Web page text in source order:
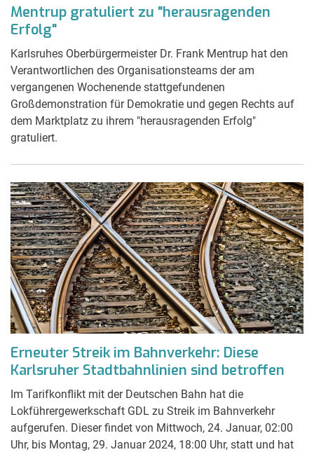
Mentrup gratuliert zu "herausragenden
Erfolg"
Karlsruhes Oberbürgermeister Dr. Frank Mentrup hat den
Verantwortlichen des Organisationsteams der am
vergangenen Wochenende stattgefundenen
Großdemonstration für Demokratie und gegen Rechts auf
dem Marktplatz zu ihrem "herausragenden Erfolg"
gratuliert.
Erneuter Streik im Bahnverkehr: Diese
Karlsruher Stadtbahnlinien sind betroffen
Im Tarifkonflikt mit der Deutschen Bahn hat die
Lokführergewerkschaft GDL zu Streik im Bahnverkehr
aufgerufen. Dieser findet von Mittwoch, 24. Januar, 02:00
Uhr, bis Montag, 29. Januar 2024, 18:00 Uhr, statt und hat